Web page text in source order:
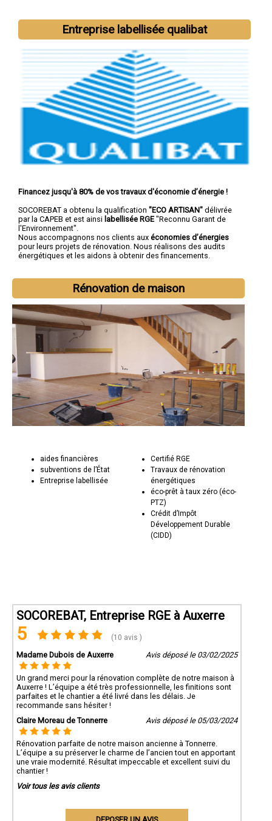
Sens,Joigny,Migennes,Avallon,Villeneuve-sur-Yonne,
Saint-Florentin,Paron ,Monéteau
Entreprise labellisée qualibat
Financez jusqu'à 80% de vos travaux d'économie d’énergie !
SOCOREBAT a obtenu la qualification "ECO ARTISAN" délivrée
par la CAPEB et est ainsi labellisée RGE "Reconnu Garant de
l'Environnement".
Nous accompagnons nos clients aux économies d’énergies
pour leurs projets de rénovation. Nous réalisons des audits
énergétiques et les aidons à obtenir des financements.
Rénovation de maison
Certifié RGE
Travaux de rénovation
énergétiques
éco-prêt à taux zéro (éco-
PTZ)
Crédit d’Impôt
Développement Durable
(CIDD)
aides financières
subventions de l’État
Entreprise labellisée
SOCOREBAT, Entreprise RGE à Auxerre
5 (10 avis )
Madame Dubois de Auxerre Avis déposé le 03/02/2025
Un grand merci pour la rénovation complète de notre maison à
Auxerre ! L’équipe a été très professionnelle, les finitions sont
parfaites et le chantier a été livré dans les délais. Je
recommande sans hésiter !
Claire Moreau de Tonnerre
Avis déposé le 05/03/2024
Rénovation parfaite de notre maison ancienne à Tonnerre.
L’équipe a su préserver le charme de l’ancien tout en apportant
une vraie modernité. Résultat impeccable et excellent suivi du
chantier !
Voir tous les avis clients